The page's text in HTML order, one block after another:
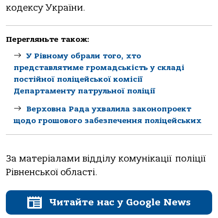
кодексу України.
Перегляньте також:
У Рівному обрали того, хто
представлятиме громадськість у складі
постійної поліцейської комісії
Департаменту патрульної поліції
Верховна Рада ухвалила законопроект
щодо грошового забезпечення поліцейських
За матеріалами відділу комунікації поліції
Рівненської області.
Читайте нас у Google News